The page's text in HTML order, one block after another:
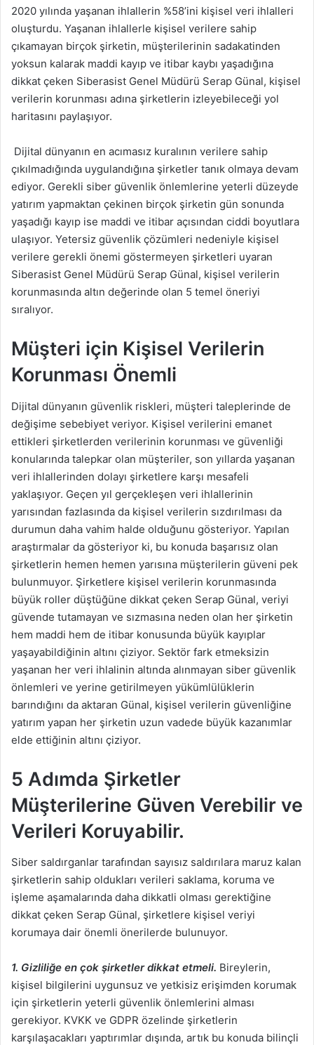
2020 yılında yaşanan ihlallerin %58’ini kişisel veri ihlalleri
oluşturdu. Yaşanan ihlallerle kişisel verilere sahip
çıkamayan birçok şirketin, müşterilerinin sadakatinden
yoksun kalarak maddi kayıp ve itibar kaybı yaşadığına
dikkat çeken Siberasist Genel Müdürü Serap Günal, kişisel
verilerin korunması adına şirketlerin izleyebileceği yol
haritasını paylaşıyor.
Dijital dünyanın en acımasız kuralının verilere sahip
çıkılmadığında uygulandığına şirketler tanık olmaya devam
ediyor. Gerekli siber güvenlik önlemlerine yeterli düzeyde
yatırım yapmaktan çekinen birçok şirketin gün sonunda
yaşadığı kayıp ise maddi ve itibar açısından ciddi boyutlara
ulaşıyor. Yetersiz güvenlik çözümleri nedeniyle kişisel
verilere gerekli önemi göstermeyen şirketleri uyaran
Siberasist Genel Müdürü Serap Günal, kişisel verilerin
korunmasında altın değerinde olan 5 temel öneriyi
sıralıyor.
Müşteri için Kişisel Verilerin
Korunması Önemli
Dijital dünyanın güvenlik riskleri, müşteri taleplerinde de
değişime sebebiyet veriyor. Kişisel verilerini emanet
ettikleri şirketlerden verilerinin korunması ve güvenliği
konularında talepkar olan müşteriler, son yıllarda yaşanan
veri ihlallerinden dolayı şirketlere karşı mesafeli
yaklaşıyor. Geçen yıl gerçekleşen veri ihlallerinin
yarısından fazlasında da kişisel verilerin sızdırılması da
durumun daha vahim halde olduğunu gösteriyor. Yapılan
araştırmalar da gösteriyor ki, bu konuda başarısız olan
şirketlerin hemen hemen yarısına müşterilerin güveni pek
bulunmuyor. Şirketlere kişisel verilerin korunmasında
büyük roller düştüğüne dikkat çeken Serap Günal, veriyi
güvende tutamayan ve sızmasına neden olan her şirketin
hem maddi hem de itibar konusunda büyük kayıplar
yaşayabildiğinin altını çiziyor. Sektör fark etmeksizin
yaşanan her veri ihlalinin altında alınmayan siber güvenlik
önlemleri ve yerine getirilmeyen yükümlülüklerin
barındığını da aktaran Günal, kişisel verilerin güvenliğine
yatırım yapan her şirketin uzun vadede büyük kazanımlar
elde ettiğinin altını çiziyor.
5 Adımda Şirketler
Müşterilerine Güven Verebilir ve
Verileri Koruyabilir.
Siber saldırganlar tarafından sayısız saldırılara maruz kalan
şirketlerin sahip oldukları verileri saklama, koruma ve
işleme aşamalarında daha dikkatli olması gerektiğine
dikkat çeken Serap Günal, şirketlere kişisel veriyi
korumaya dair önemli önerilerde bulunuyor.
1. Gizliliğe en çok şirketler dikkat etmeli. Bireylerin,
kişisel bilgilerini uygunsuz ve yetkisiz erişimden korumak
için şirketlerin yeterli güvenlik önlemlerini alması
gerekiyor. KVKK ve GDPR özelinde şirketlerin
karşılaşacakları yaptırımlar dışında, artık bu konuda bilinçli